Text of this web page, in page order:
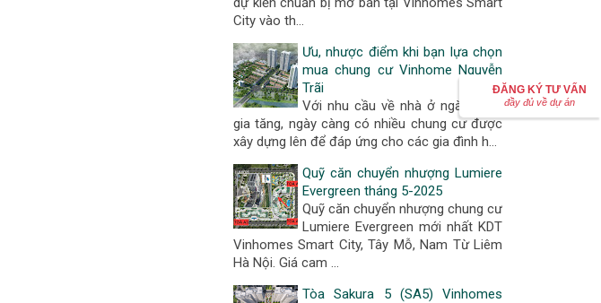
City vào th…
Ưu, nhược điểm khi bạn lựa chọn
mua chung cư Vinhome Nguyễn
Trãi
Với nhu cầu về nhà ở ngày càng
gia tăng, ngày càng có nhiều chung cư được
xây dựng lên để đáp ứng cho các gia đình h…
Quỹ căn chuyển nhượng Lumiere
Evergreen tháng 5-2025
Quỹ căn chuyển nhượng chung cư
Lumiere Evergreen mới nhất KDT
Vinhomes Smart City, Tây Mỗ, Nam Từ Liêm
Hà Nội. Giá cam …
Tòa Sakura 5 (SA5) Vinhomes
ĐĂNG KÝ TƯ VẤN
đầy đủ về dự án